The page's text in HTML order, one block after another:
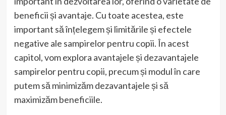
beneficii și avantaje. Cu toate acestea, este
important să înțelegem și limitările și efectele
negative ale sampirelor pentru copii. În acest
capitol, vom explora avantajele și dezavantajele
sampirelor pentru copii, precum și modul în care
putem să minimizăm dezavantajele și să
maximizăm beneficiile.